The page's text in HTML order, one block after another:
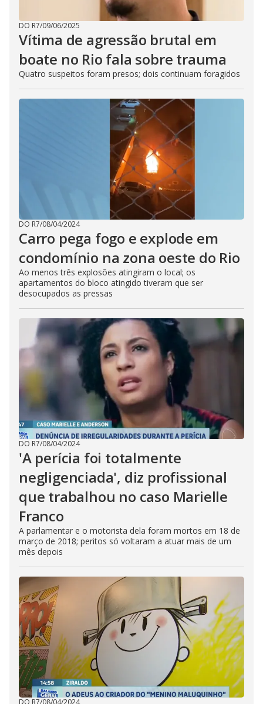
DO R7/09/06/2025
Vítima de agressão brutal em
boate no Rio fala sobre trauma
Quatro suspeitos foram presos; dois continuam foragidos
DO R7/08/04/2024
Carro pega fogo e explode em
condomínio na zona oeste do Rio
Ao menos três explosões atingiram o local; os
apartamentos do bloco atingido tiveram que ser
desocupados as pressas
DO R7/08/04/2024
'A perícia foi totalmente
negligenciada', diz profissional
que trabalhou no caso Marielle
Franco
A parlamentar e o motorista dela foram mortos em 18 de
março de 2018; peritos só voltaram a atuar mais de um
mês depois
DO R7/08/04/2024